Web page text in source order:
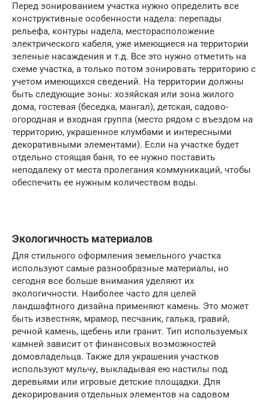
Перед зонированием участка нужно определить все
конструктивные особенности надела: перепады
рельефа, контуры надела, месторасположение
электрического кабеля, уже имеющиеся на территории
зеленые насаждения и т.д. Все это нужно отметить на
схеме участка, а только потом зонировать территорию с
учетом имеющихся сведений. На территории должны
быть следующие зоны: хозяйская или зона жилого
дома, гостевая (беседка, мангал), детская, садово-
огородная и входная группа (место рядом с въездом на
территорию, украшенное клумбами и интересными
декоративными элементами). Если на участке будет
отдельно стоящая баня, то ее нужно поставить
неподалеку от места пролегания коммуникаций, чтобы
обеспечить ее нужным количеством воды.
Экологичность материалов
Для стильного оформления земельного участка
используют самые разнообразные материалы, но
сегодня все больше внимания уделяют их
экологичности. Наиболее часто для целей
ландшафтного дизайна применяют камень. Это может
быть известняк, мрамор, песчаник, галька, гравий,
речной камень, щебень или гранит. Тип используемых
камней зависит от финансовых возможностей
домовладельца. Также для украшения участков
используют мульчу, выкладывая ею настилы под
деревьями или игровые детские площадки. Для
декорирования отдельных элементов на садовом